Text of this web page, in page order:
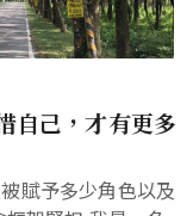
自己，才有更多
賦予多少角色以及